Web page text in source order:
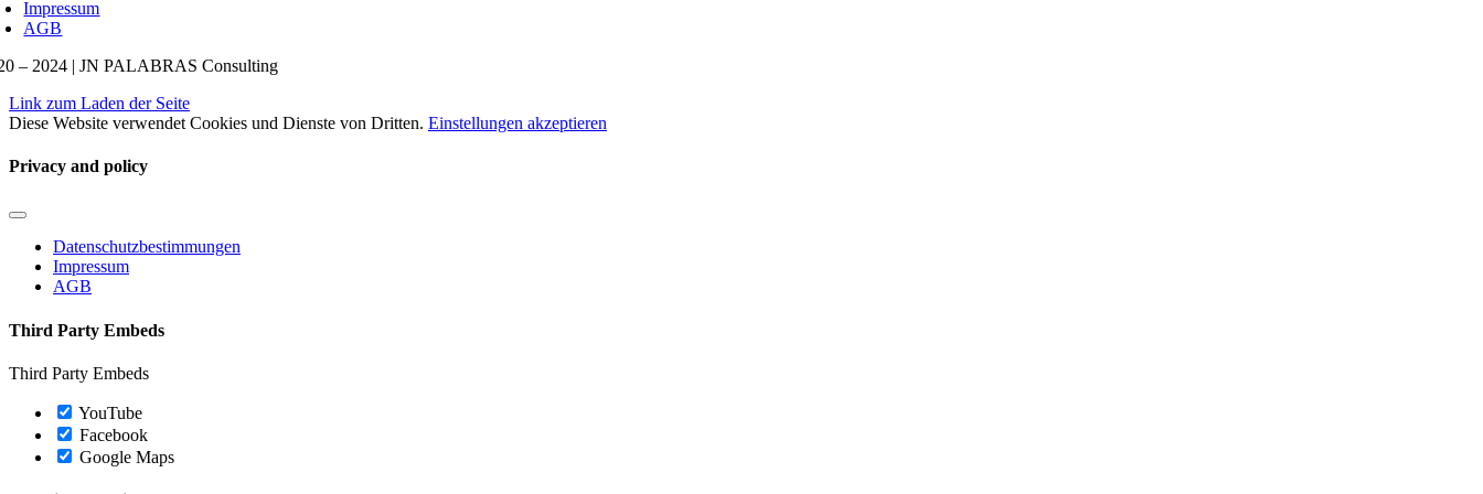
Impressum
AGB
– 2024 | JN PALABRAS Consulting
Link zum Laden der Seite
Diese Website verwendet Cookies und Dienste von Dritten. Einstellungen akzeptieren
Privacy and policy
Navigation
umschaltenDatenschutzbestimmungen
Impressum
AGB
Third Party Embeds
Third Party Embeds
YouTube
Facebook
Google Maps